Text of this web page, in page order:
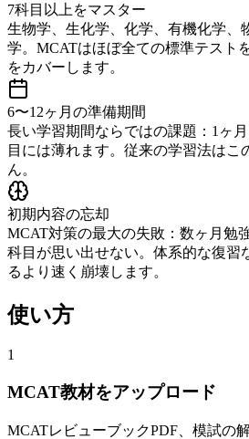
7科目以上をマスター
生物学、生化学、化学、有機化学、
学。MCATはほぼ全ての標準テスト
をカバーします。
6〜12ヶ月の準備期間
長い学習期間ならではの課題：1ヶ
目には薄れます。従来の学習法はこ
ん。
初期内容の忘却
MCAT対策の最大の失敗：数ヶ月勉
科目が思い出せない。体系的な復習
るより速く崩壊します。
使い方
1
MCAT教材をアップロード
MCATレビューブックPDF、模試の